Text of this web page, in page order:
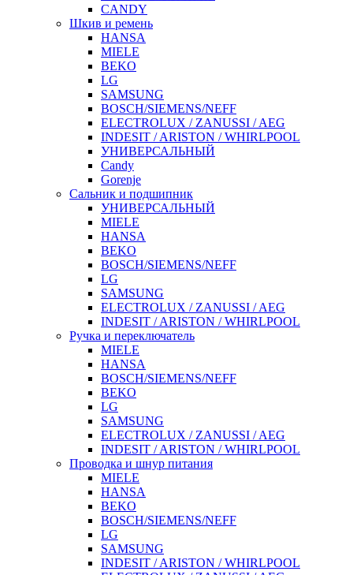
CANDY
Шкив и ремень
HANSA
MIELE
BEKO
LG
SAMSUNG
BOSCH/SIEMENS/NEFF
ELECTROLUX / ZANUSSI / AEG
INDESIT / ARISTON / WHIRLPOOL
УНИВЕРСАЛЬНЫЙ
Candy
Gorenje
Сальник и подшипник
УНИВЕРСАЛЬНЫЙ
MIELE
HANSA
BEKO
BOSCH/SIEMENS/NEFF
LG
SAMSUNG
ELECTROLUX / ZANUSSI / AEG
INDESIT / ARISTON / WHIRLPOOL
Ручка и переключатель
MIELE
HANSA
BOSCH/SIEMENS/NEFF
BEKO
LG
SAMSUNG
ELECTROLUX / ZANUSSI / AEG
INDESIT / ARISTON / WHIRLPOOL
Проводка и шнур питания
MIELE
HANSA
BEKO
BOSCH/SIEMENS/NEFF
LG
SAMSUNG
INDESIT / ARISTON / WHIRLPOOL